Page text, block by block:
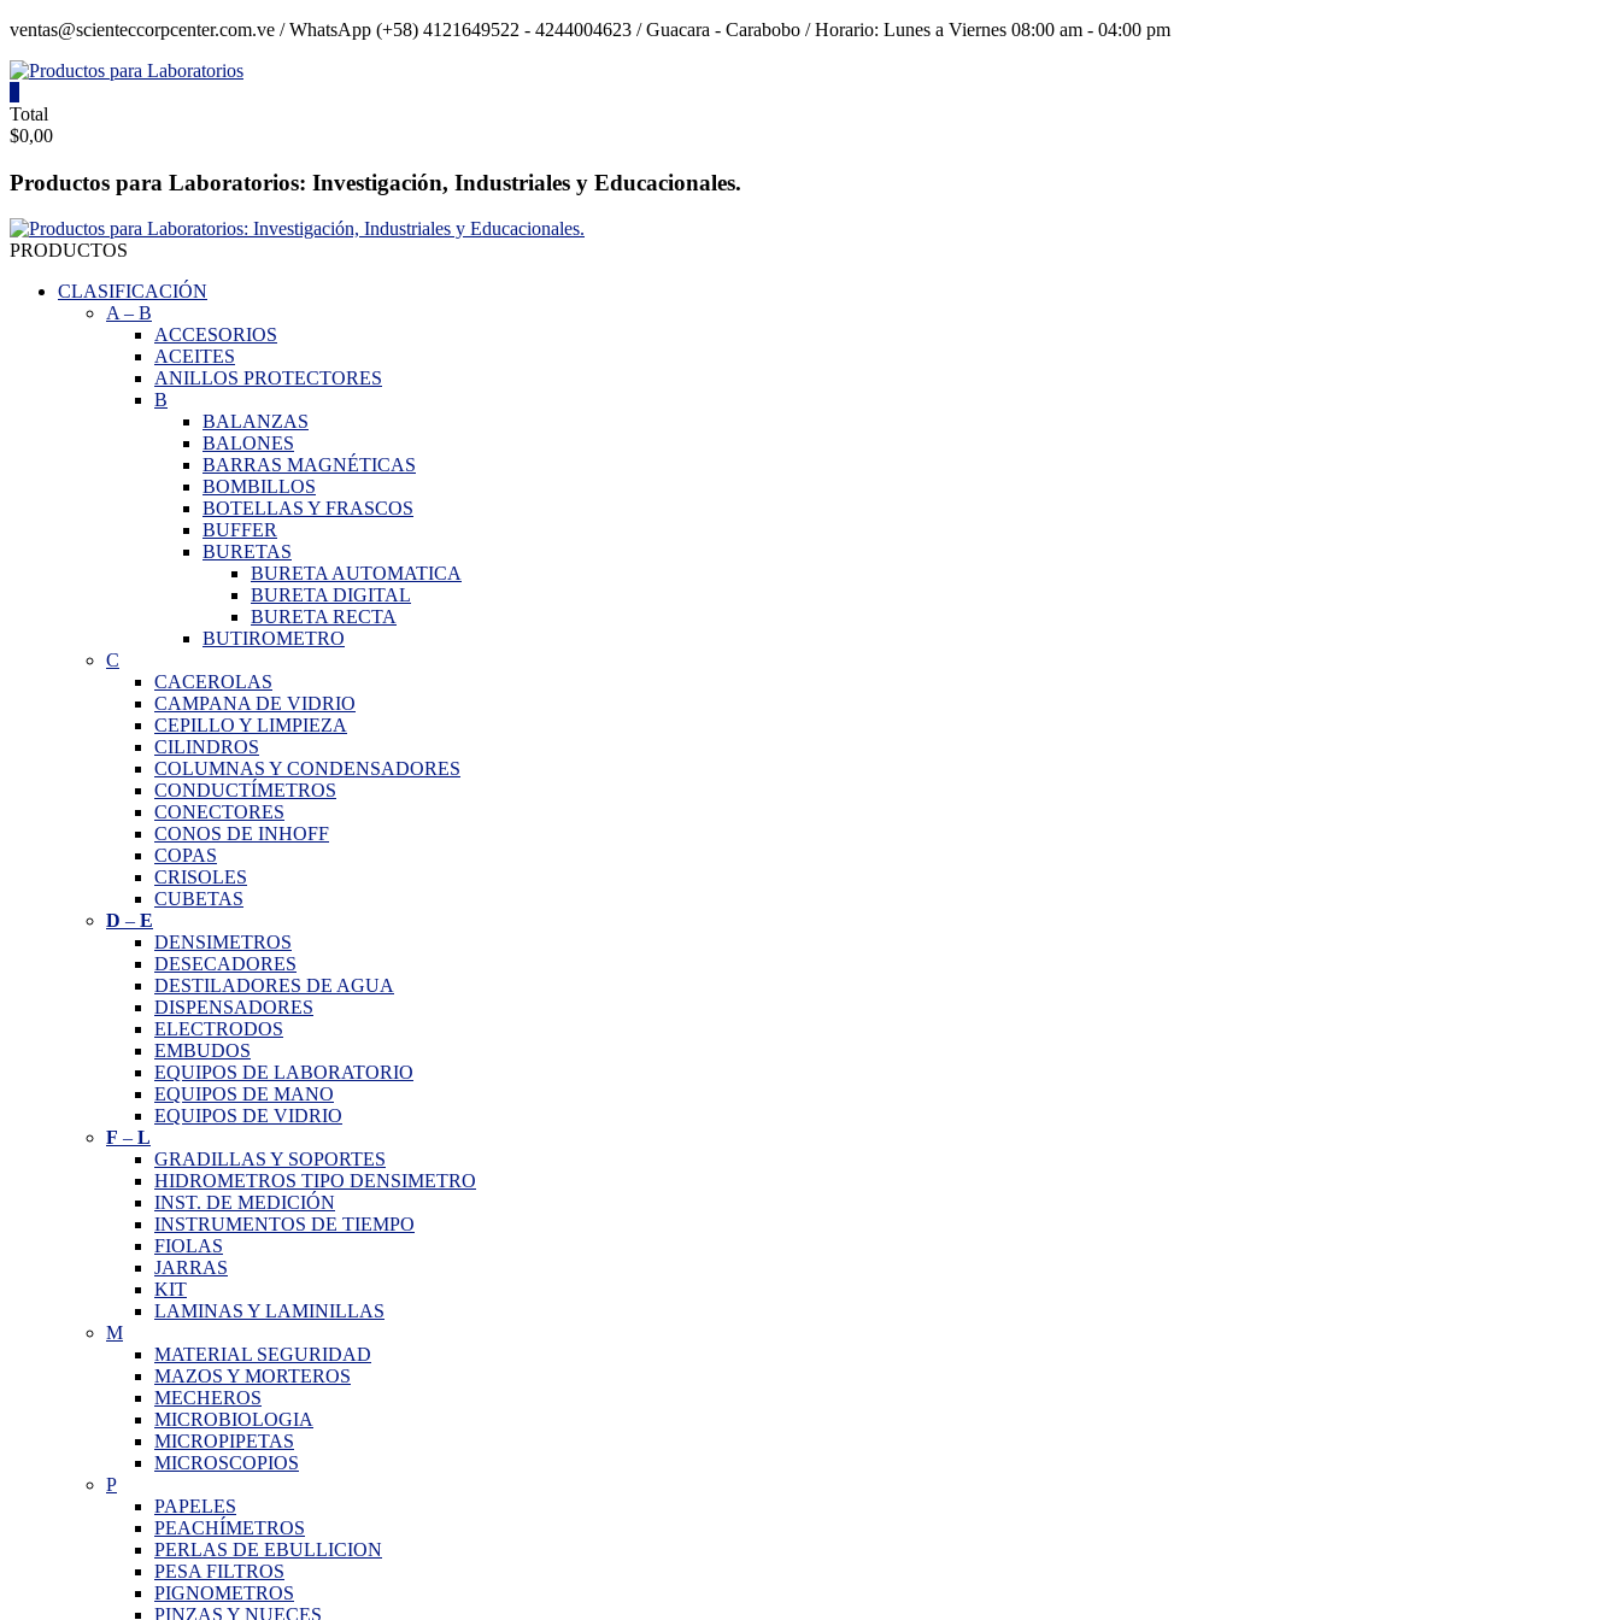
Saltar
ventas@scienteccorpcenter.com.ve / WhatsApp (+58) 4121649522 - 4244004623 / Guacara - Carabobo / Horario: Lunes a Viernes 08:00 am - 04:00 pm
Productos
para
Laboratorios
Investigación,
Industriales
y
Educacionales.
Total
$0,00
Productos para Laboratorios: Investigación, Industriales y Educacionales.
PRODUCTOS
CLASIFICACIÓN
A– B
ACCESORIOS
ACEITES
ANILLOS PROTECTORES
B
BALANZAS
BALONES
BARRAS MAGNÉTICAS
BOMBILLOS
BOTELLAS Y FRASCOS
BUFFER
BURETAS
BURETA AUTOMATICA
BURETA DIGITAL
BURETA RECTA
BUTIROMETRO
C
CACEROLAS
CAMPANA DE VIDRIO
CEPILLO Y LIMPIEZA
CILINDROS
COLUMNAS Y CONDENSADORES
CONDUCTÍMETROS
CONECTORES
CONOS DE INHOFF
COPAS
CRISOLES
CUBETAS
D – E
DENSIMETROS
DESECADORES
DESTILADORES DE AGUA
DISPENSADORES
ELECTRODOS
EMBUDOS
EQUIPOS DE LABORATORIO
EQUIPOS DE MANO
EQUIPOS DE VIDRIO
F – L
GRADILLAS Y SOPORTES
HIDROMETROS TIPO DENSIMETRO
INST. DE MEDICIÓN
INSTRUMENTOS DE TIEMPO
FIOLAS
JARRAS
KIT
LAMINAS Y LAMINILLAS
M
MATERIAL SEGURIDAD
MAZOS Y MORTEROS
MECHEROS
MICROBIOLOGIA
MICROPIPETAS
MICROSCOPIOS
P
PAPELES
PEACHÍMETROS
PERLAS DE EBULLICION
PESA FILTROS
PIGNOMETROS
PINZAS Y NUECES